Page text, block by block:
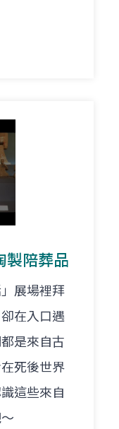
製陪葬品
展場裡拜
在入口遇
是來自古
死後世界
這些來自